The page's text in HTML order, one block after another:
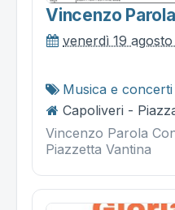
Vincenzo Parola
venerdì 19 agosto
Musica e concerti
Capoliveri -
Vincenzo Parola
Piazzetta Vantina